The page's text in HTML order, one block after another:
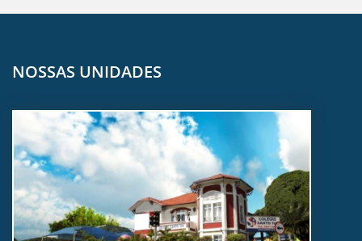
NOSSAS UNIDADES